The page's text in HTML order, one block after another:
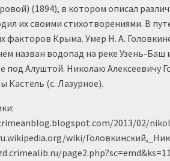
(1894), в котором описал
их своими стихотворениями. В
факторов Крыма. Умер Н. А.
назван водопад на реке Узень-Баш
под Алуштой. Николаю Алексеевичу
Кастель (с. Лазурное).
2013/02/
wiki/